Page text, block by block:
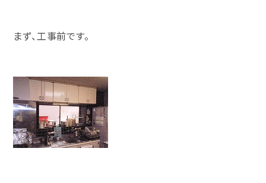
まず、工事前です。